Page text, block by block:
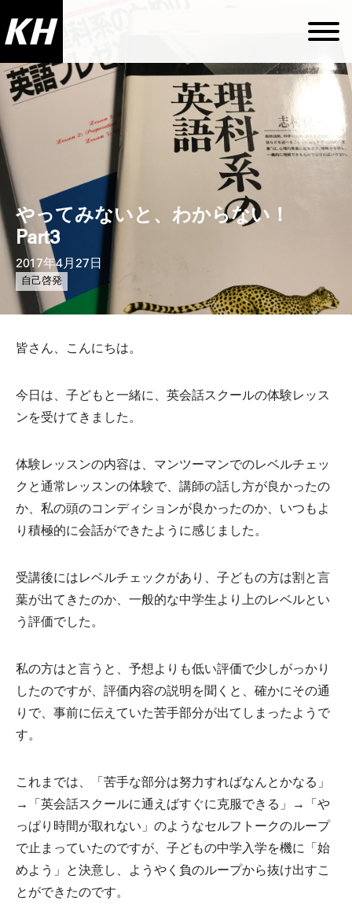
やってみないと、わからない！
Part3
2017年4月27日
自己啓発
皆さん、こんにちは。
今日は、子どもと一緒に、英会話スクールの体験レッス
ンを受けてきました。
体験レッスンの内容は、マンツーマンでのレベルチェッ
クと通常レッスンの体験で、講師の話し方が良かったの
か、私の頭のコンディションが良かったのか、いつもよ
り積極的に会話ができたように感じました。
受講後にはレベルチェックがあり、子どもの方は割と言
葉が出てきたのか、一般的な中学生より上のレベルとい
う評価でした。
私の方はと言うと、予想よりも低い評価で少しがっかり
したのですが、評価内容の説明を聞くと、確かにその通
りで、事前に伝えていた苦手部分が出てしまったようで
す。
これまでは、「苦手な部分は努力すればなんとかなる」
→「英会話スクールに通えばすぐに克服できる」→「や
っぱり時間が取れない」のようなセルフトークのループ
で止まっていたのですが、子どもの中学入学を機に「始
めよう」と決意し、ようやく負のループから抜け出すこ
とができたのです。